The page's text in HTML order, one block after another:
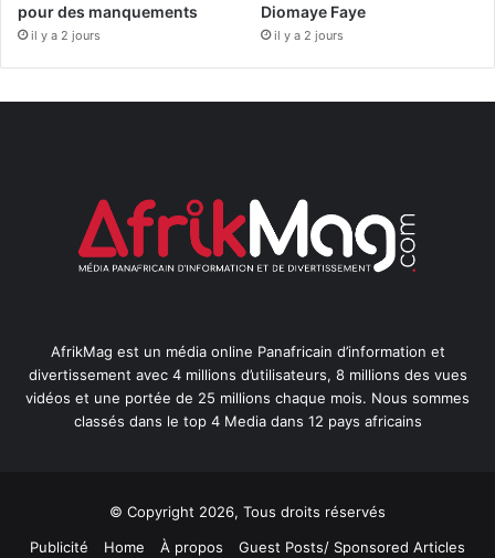
pour des manquements
il y a 2 jours
Diomaye Faye
il y a 2 jours
AfrikMag est un média online Panafricain d’information et
divertissement avec 4 millions d’utilisateurs, 8 millions des vues
vidéos et une portée de 25 millions chaque mois. Nous sommes
classés dans le top 4 Media dans 12 pays africains
© Copyright 2026, Tous droits réservés
Publicité
Home À propos Guest Posts/ Sponsored Articles